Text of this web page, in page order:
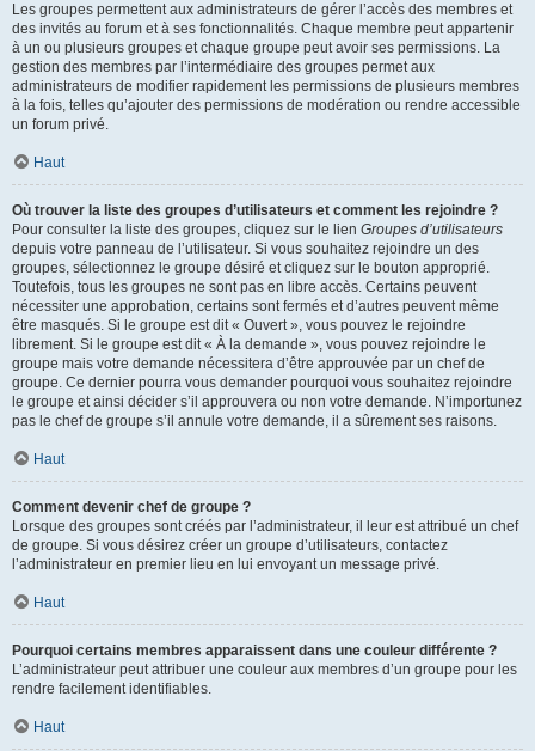
Les groupes permettent aux administrateurs de gérer l’accès des membres et
des invités au forum et à ses fonctionnalités. Chaque membre peut appartenir
à un ou plusieurs groupes et chaque groupe peut avoir ses permissions. La
gestion des membres par l’intermédiaire des groupes permet aux
administrateurs de modifier rapidement les permissions de plusieurs membres
à la fois, telles qu’ajouter des permissions de modération ou rendre accessible
un forum privé.
Haut
Où trouver la liste des groupes d’utilisateurs et comment les rejoindre ?
Pour consulter la liste des groupes, cliquez sur le lien Groupes d’utilisateurs
depuis votre panneau de l’utilisateur. Si vous souhaitez rejoindre un des
groupes, sélectionnez le groupe désiré et cliquez sur le bouton approprié.
Toutefois, tous les groupes ne sont pas en libre accès. Certains peuvent
nécessiter une approbation, certains sont fermés et d’autres peuvent même
être masqués. Si le groupe est dit « Ouvert », vous pouvez le rejoindre
librement. Si le groupe est dit « À la demande », vous pouvez rejoindre le
groupe mais votre demande nécessitera d’être approuvée par un chef de
groupe. Ce dernier pourra vous demander pourquoi vous souhaitez rejoindre
le groupe et ainsi décider s’il approuvera ou non votre demande. N’importunez
pas le chef de groupe s’il annule votre demande, il a sûrement ses raisons.
Haut
Comment devenir chef de groupe ?
Lorsque des groupes sont créés par l’administrateur, il leur est attribué un chef
de groupe. Si vous désirez créer un groupe d’utilisateurs, contactez
l’administrateur en premier lieu en lui envoyant un message privé.
Haut
Pourquoi certains membres apparaissent dans une couleur différente ?
L’administrateur peut attribuer une couleur aux membres d’un groupe pour les
rendre facilement identifiables.
Haut